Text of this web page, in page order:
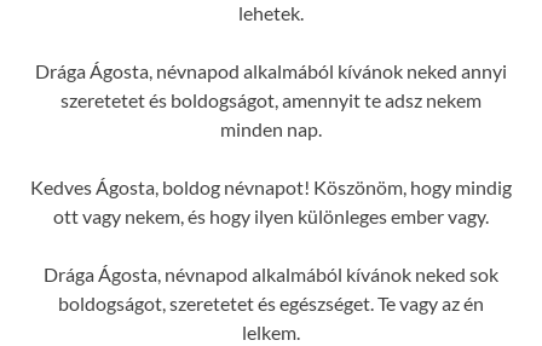
lehetek.
Drága Ágosta, névnapod alkalmából kívánok neked annyi
szeretetet és boldogságot, amennyit te adsz nekem
minden nap.
Kedves Ágosta, boldog névnapot! Köszönöm, hogy mindig
ott vagy nekem, és hogy ilyen különleges ember vagy.
Drága Ágosta, névnapod alkalmából kívánok neked sok
boldogságot, szeretetet és egészséget. Te vagy az én
lelkem.